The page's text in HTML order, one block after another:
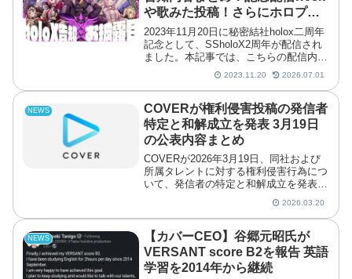
や歌みた投稿！さらにホロプラ
スでチャンネルがスタート
2023年11月20日に秘密結社holox二周年
記念として、SSholoX2周年が配信され
ました。本記事では、こちらの配信内容
や、発表された告知情報をまとめていま
2023.11.20 2026.07.01
NEWS
COVERが権利侵害投稿の発信者
特定と和解成立を発表 3月19日
の公表内容まとめ
COVERが2026年3月19日、同社および
所属タレントに対する権利侵害行為につ
いて、発信者の特定と和解成立を発表し
ました。公表では、謝罪や投稿削除、損
害賠償などの条件が示されています。
COVERが公表した権利侵害対応の内容
公式発表によると...
2026.03.20
NEWS
【カバーCEO】谷郷元昭氏が
VERSANT score B2を報告 英語
学習を2014年から継続